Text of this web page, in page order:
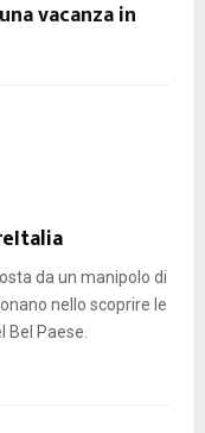
vacanza in
da un manipolo di
nello scoprire le
Bel Paese.